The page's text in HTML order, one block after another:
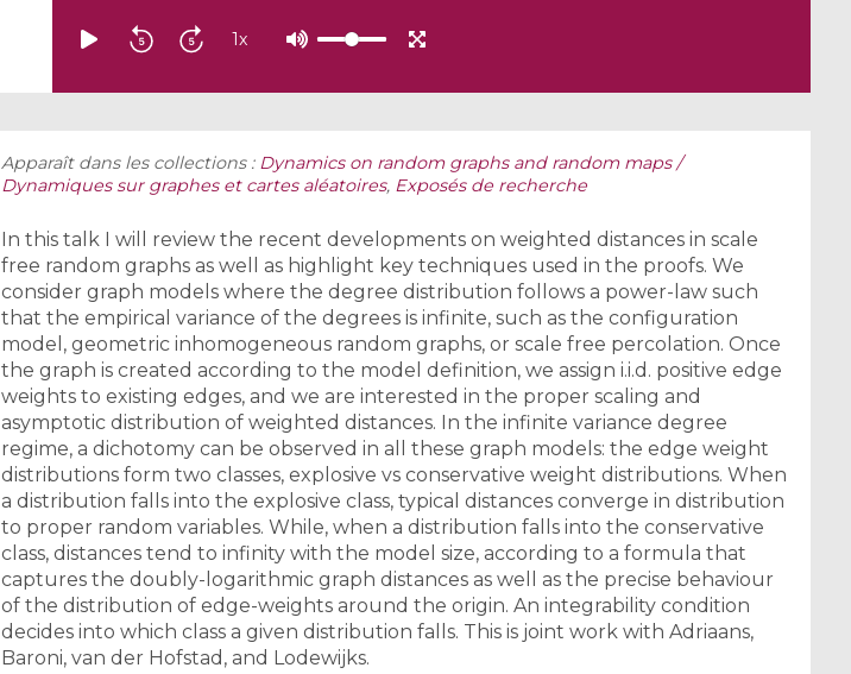
1x
Apparaît dans les collections : Dynamics on random graphs and random maps /
Dynamiques sur graphes et cartes aléatoires, Exposés de recherche
In this talk I will review the recent developments on weighted distances in scale
free random graphs as well as highlight key techniques used in the proofs. We
consider graph models where the degree distribution follows a power-law such
that the empirical variance of the degrees is infinite, such as the configuration
model, geometric inhomogeneous random graphs, or scale free percolation. Once
the graph is created according to the model definition, we assign i.i.d. positive edge
weights to existing edges, and we are interested in the proper scaling and
asymptotic distribution of weighted distances. In the infinite variance degree
regime, a dichotomy can be observed in all these graph models: the edge weight
distributions form two classes, explosive vs conservative weight distributions. When
a distribution falls into the explosive class, typical distances converge in distribution
to proper random variables. While, when a distribution falls into the conservative
class, distances tend to infinity with the model size, according to a formula that
captures the doubly-logarithmic graph distances as well as the precise behaviour
of the distribution of edge-weights around the origin. An integrability condition
decides into which class a given distribution falls. This is joint work with Adriaans,
Baroni, van der Hofstad, and Lodewijks.